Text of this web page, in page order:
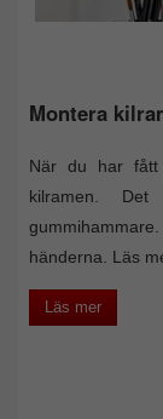
Montera
När du har fått
kilramen.
händerna. Läs
Läs mer